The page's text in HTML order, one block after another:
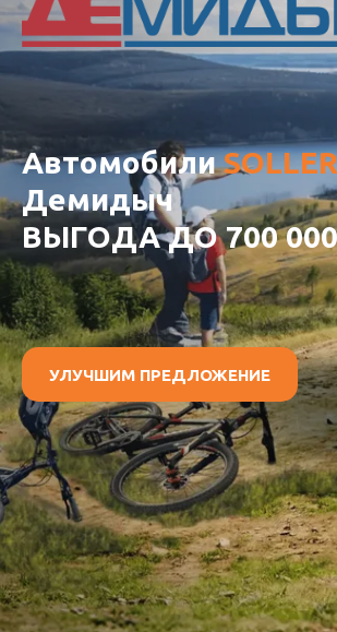
Автомобили
Демидыч
ВЫГОДА ДО 700
УЛУЧШИМ ПРЕДЛОЖЕНИЕ